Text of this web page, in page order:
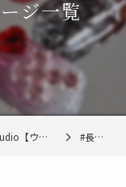
ジ一覧
大阪府大阪市西区のネイルならulstella nail studio【ウルステラ】 #長持ち